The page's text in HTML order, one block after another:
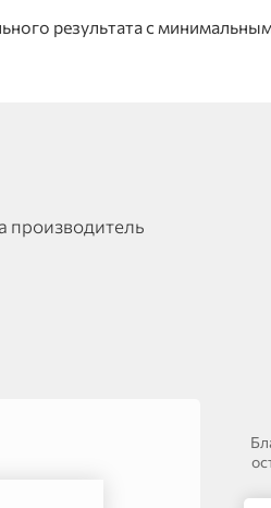
результата с
производитель